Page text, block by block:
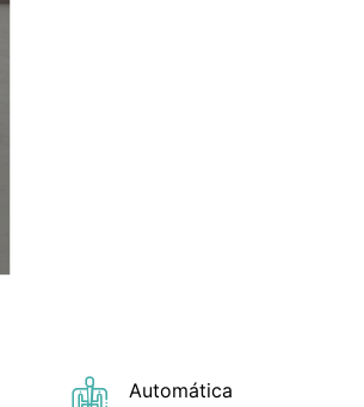
Automática